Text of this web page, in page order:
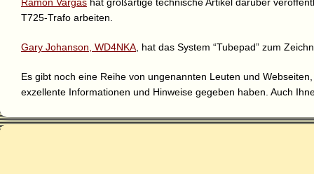
T725-Trafo arbeiten.
Gary Johanson, WD4NKA , hat das System “Tubepad” zum
Es gibt noch eine Reihe von ungenannten Leuten und
exzellente Informationen und Hinweise gegeben haben. Auch